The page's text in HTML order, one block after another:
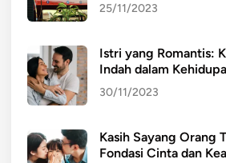
d
a
a
n
25/11/2023
Istri yang Romantis:
Indah dalam
30/11/2023
Kasih Sayang Orang
Fondasi Cinta dan